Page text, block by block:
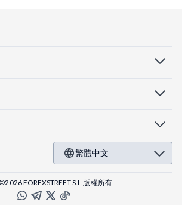
繁體中文
FOREXSTREET S.L.版權所有